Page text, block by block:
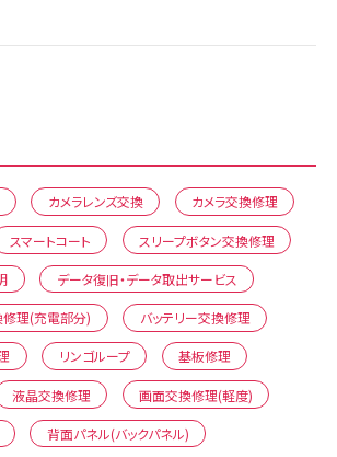
カメラレンズ交換 カメラ交換修理
スマートコート スリープボタン交換修理
データ復旧・データ取出サービス
修理(充電部分) バッテリー交換修理
リンゴループ 基板修理
液晶交換修理 画面交換修理(軽度)
背面パネル(バックパネル)